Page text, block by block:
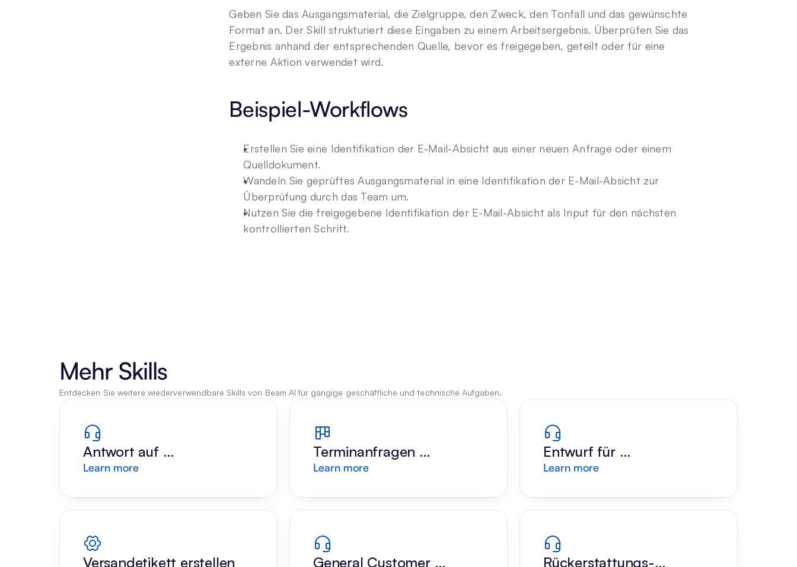
Geben Sie das Ausgangsmaterial, die Zielgruppe, den Zweck, den Tonfall und das gewünschte
Format an. Der Skill strukturiert diese Eingaben zu einem Arbeitsergebnis. Überprüfen Sie das
Ergebnis anhand der entsprechenden Quelle, bevor es freigegeben, geteilt oder für eine
externe Aktion verwendet wird.
Beispiel-Workflows
Erstellen Sie eine Identifikation der E-Mail-Absicht aus einer neuen Anfrage oder einem
Quelldokument.
Wandeln Sie geprüftes Ausgangsmaterial in eine Identifikation der E-Mail-Absicht zur
Überprüfung durch das Team um.
Nutzen Sie die freigegebene Identifikation der E-Mail-Absicht als Input für den nächsten
kontrollierten Schritt.
Mehr Skills
Entdecken Sie weitere wiederverwendbare Skills von Beam AI für gängige geschäftliche und technische Aufgaben.
Antwort auf
Kundenanfrage
Learn more
Terminanfragen
verstehen
Learn more
Entwurf für
Retourenantwort
Learn more
Versandetikett erstellen
General Customer
Rückerstattungs-